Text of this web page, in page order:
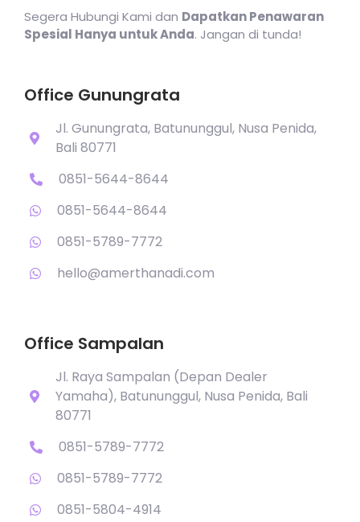
Segera Hubungi Kami dan Dapatkan Penawaran
Spesial Hanya untuk Anda. Jangan di tunda!
Office Gunungrata
Jl. Gunungrata, Batununggul, Nusa Penida,
Bali 80771
0851-5644-8644
0851-5644-8644
0851-5789-7772
hello@amerthanadi.com
Office Sampalan
Jl. Raya Sampalan (Depan Dealer
Yamaha), Batununggul, Nusa Penida, Bali
80771
0851-5789-7772
0851-5789-7772
0851-5804-4914